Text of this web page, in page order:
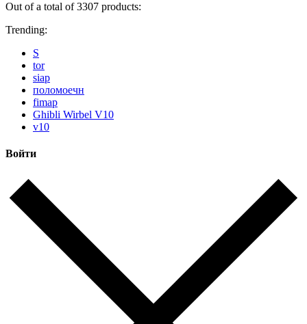
Out of a total of 3307 products:
Trending:
S
tor
siap
поломоечн
fimap
Ghibli Wirbel V10
v10
Войти